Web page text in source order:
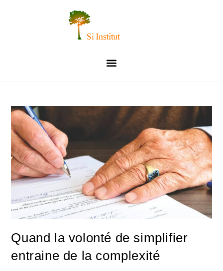
Quand la volonté de simplifier
entraine de la complexité